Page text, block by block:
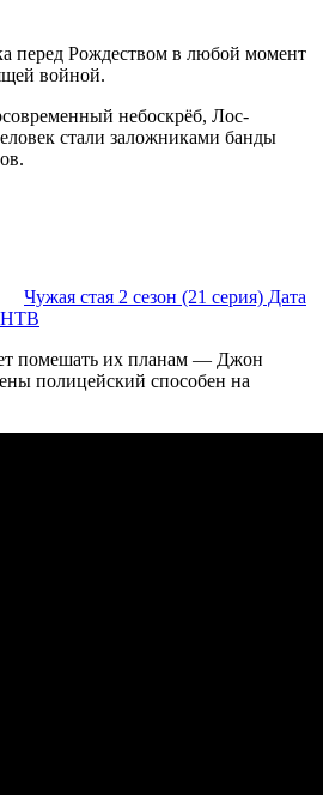
перед Рождеством в любой момент
войной.
небоскрёб, Лос-
стали заложниками банды
Чужая стая 2 сезон (21 серия) Дата
НТВ
помешать их планам — Джон
полицейский способен на